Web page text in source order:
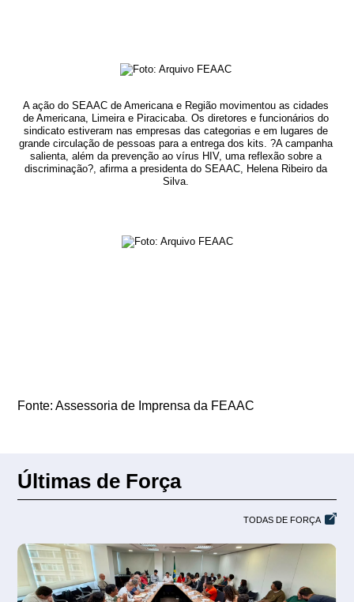
A ação do SEAAC de Americana e Região movimentou as cidades
de Americana, Limeira e Piracicaba. Os diretores e funcionários do
sindicato estiveram nas empresas das categorias e em lugares de
grande circulação de pessoas para a entrega dos kits. ?A campanha
salienta, além da prevenção ao vírus HIV, uma reflexão sobre a
discriminação?, afirma a presidenta do SEAAC, Helena Ribeiro da
Silva.
Fonte: Assessoria de Imprensa da FEAAC
Últimas de Força
TODAS DE FORÇA